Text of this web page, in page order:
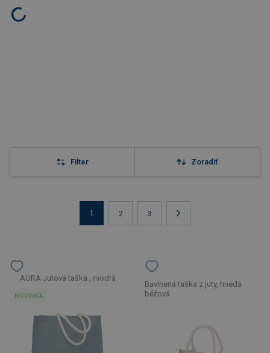
Filter Zoradiť
1 2 3
AURA Jutová taška , modrá
NOVINKA
Bavlnená taška z juty, hnedá
béžová